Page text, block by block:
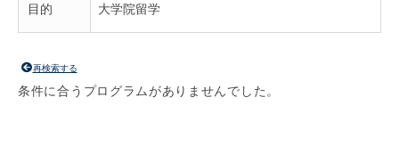
目的 大学院留学
再検索する
条件に合うプログラムがありませんでした。